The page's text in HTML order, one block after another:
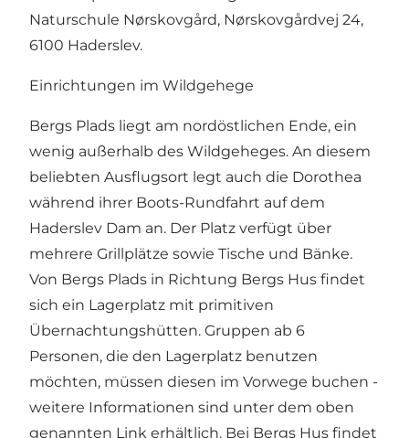
Naturschule Nørskovgård, Nørskovgårdvej 24,
6100 Haderslev.
Einrichtungen im Wildgehege
Bergs Plads liegt am nordöstlichen Ende, ein
wenig außerhalb des Wildgeheges. An diesem
beliebten Ausflugsort legt auch die Dorothea
während ihrer Boots-Rundfahrt auf dem
Haderslev Dam an. Der Platz verfügt über
mehrere Grillplätze sowie Tische und Bänke.
Von Bergs Plads in Richtung Bergs Hus findet
sich ein Lagerplatz mit primitiven
Übernachtungshütten. Gruppen ab 6
Personen, die den Lagerplatz benutzen
möchten, müssen diesen im Vorwege buchen -
weitere Informationen sind unter dem oben
genannten Link erhältlich. Bei Bergs Hus findet